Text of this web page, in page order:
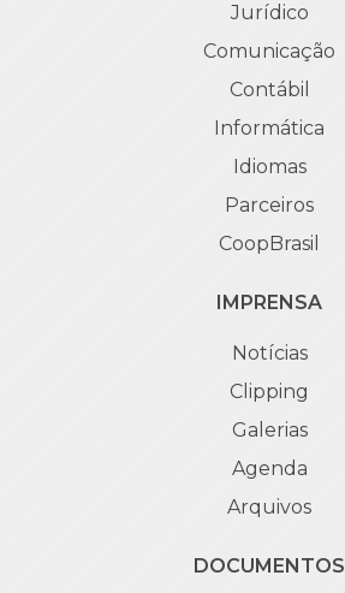
Jurídico
Comunicação
Contábil
Informática
Idiomas
Parceiros
CoopBrasil
IMPRENSA
Notícias
Clipping
Galerias
Agenda
Arquivos
DOCUMENTOS